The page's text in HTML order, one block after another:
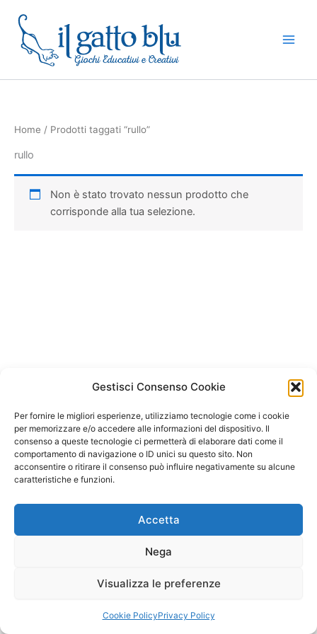
Gestisci Consenso Cookie
Per fornire le migliori esperienze, utilizziamo tecnologie come i cookie
per memorizzare e/o accedere alle informazioni del dispositivo. Il
consenso a queste tecnologie ci permetterà di elaborare dati come il
comportamento di navigazione o ID unici su questo sito. Non
acconsentire o ritirare il consenso può influire negativamente su alcune
caratteristiche e funzioni.
Accetta
Nega
Visualizza le preferenze
Cookie PolicyPrivacy Policy
contenuto
Home / Prodotti taggati “rullo”
rullo
Non è stato trovato nessun prodotto che
corrisponde alla tua selezione.
Copyright © 2026 Il Gatto Blu Giochi educativi Montessori e